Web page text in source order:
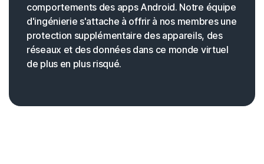
comportements des apps Android. Notre équipe
d'ingénierie s'attache à offrir à nos membres une
protection supplémentaire des appareils, des
réseaux et des données dans ce monde virtuel
de plus en plus risqué.